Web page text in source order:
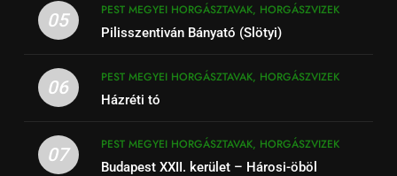
05
PEST MEGYEI HORGÁSZTAVAK, HORGÁSZVIZEK
Pilisszentiván Bányató (Slötyi)
06
PEST MEGYEI HORGÁSZTAVAK, HORGÁSZVIZEK
Házréti tó
07
PEST MEGYEI HORGÁSZTAVAK, HORGÁSZVIZEK
Budapest XXII. kerület – Hárosi-öböl